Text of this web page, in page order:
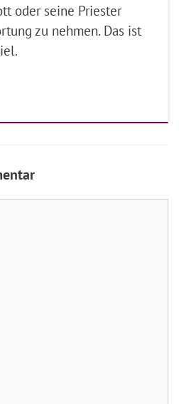
oder seine Priester
zu nehmen. Das ist